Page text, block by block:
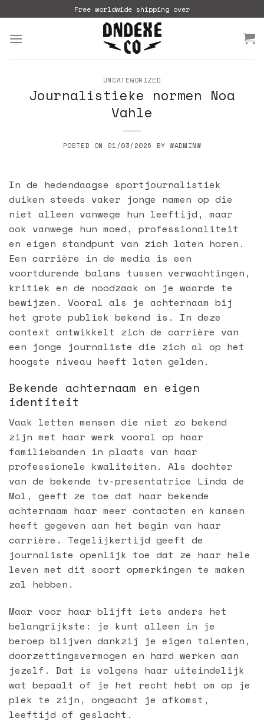
to
content
Free worldwide shipping over
UNCATEGORIZED
Journalistieke normen Noa
Vahle
POSTED ON 01/03/2026 BYWADMINW
In de hedendaagse sportjournalistiek
duiken steeds vaker jonge namen op die
niet alleen vanwege hun leeftijd, maar
ook vanwege hun moed, professionaliteit
en eigen standpunt van zich laten horen.
Een carrière in de media is een
voortdurende balans tussen verwachtingen,
kritiek en de noodzaak om je waarde te
bewijzen. Vooral als je achternaam bij
het grote publiek bekend is. In deze
context ontwikkelt zich de carrière van
een jonge journaliste die zich al op het
hoogste niveau heeft laten gelden.
Bekende achternaam en eigen
identiteit
Vaak letten mensen die niet zo bekend
zijn met haar werk vooral op haar
familiebanden in plaats van haar
professionele kwaliteiten. Als dochter
van de bekende tv-presentatrice Linda de
Mol, geeft ze toe dat haar bekende
achternaam haar meer contacten en kansen
heeft gegeven aan het begin van haar
carrière. Tegelijkertijd geeft de
journaliste openlijk toe dat ze haar hele
leven met dit soort opmerkingen te maken
zal hebben.
Maar voor haar blijft iets anders het
belangrijkste: je kunt alleen in je
beroep blijven dankzij je eigen talenten,
doorzettingsvermogen en hard werken aan
jezelf. Dat is volgens haar uiteindelijk
wat bepaalt of je het recht hebt om op je
plek te zijn, ongeacht je afkomst,
leeftijd of geslacht.